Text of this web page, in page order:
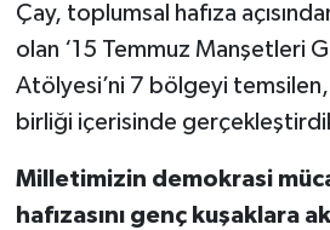
Çay, toplumsal hafıza
olan ‘15 Temmuz Manşetleri
Atölyesi’ni 7 bölgeyi
birliği içerisinde
Milletimizin demokrasi
hafızasını genç kuşaklara